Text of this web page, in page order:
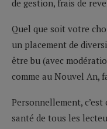
de gestion, frais de
Quel que soit votre
un placement de
être bu (avec
comme au Nouvel An,
Personnellement,
santé de tous les